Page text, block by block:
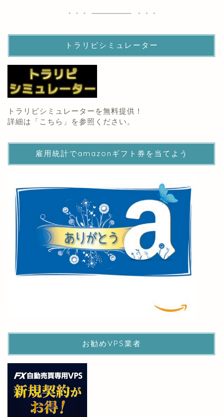
トラリピシミュレーター
トラリピシミュレーターを無料提供！
詳細は「 こちら 」を参照ください。
雇用統計でamazonギフト券を当てよう
お勧めVPS業者